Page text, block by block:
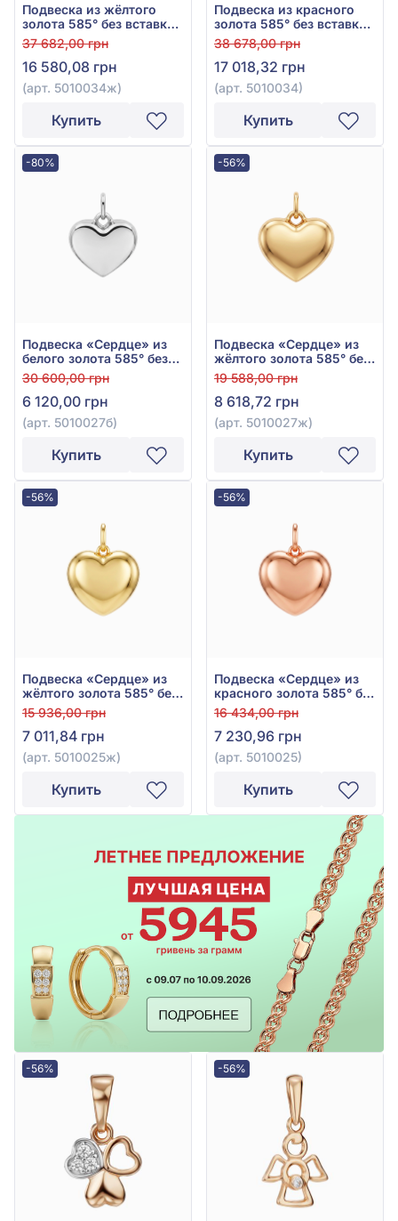
Подвеска из жёлтого
золота 585° без вставки,
арт. 5010034ж
37 682,00 грн
16 580,08 грн
(арт. 5010034ж)
Купить
Подвеска из красного
золота 585° без вставки,
арт. 5010034
38 678,00 грн
17 018,32 грн
(арт. 5010034)
Купить
-80%
Подвеска «Сердце» из
белого золота 585° без
вставки, арт. 5010027б
30 600,00 грн
6 120,00 грн
(арт. 5010027б)
Купить
-56%
Подвеска «Сердце» из
жёлтого золота 585° без
вставки, арт. 5010027ж
19 588,00 грн
8 618,72 грн
(арт. 5010027ж)
Купить
-56%
Подвеска «Сердце» из
жёлтого золота 585° без
вставки, арт. 5010025ж
15 936,00 грн
7 011,84 грн
(арт. 5010025ж)
Купить
-56%
Подвеска «Сердце» из
красного золота 585° без
вставки, арт. 5010025
16 434,00 грн
7 230,96 грн
(арт. 5010025)
Купить
-56% -56%